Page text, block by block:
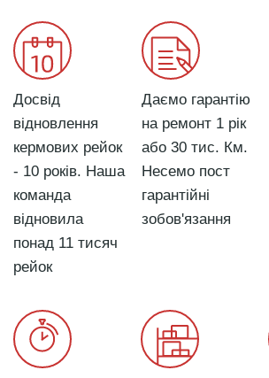
Досвід
відновлення
кермових рейок
- 10 років. Наша
команда
відновила
понад 11 тисяч
рейок
Даємо гарантію
на ремонт 1 рік
або 30 тис. Км.
Несемо пост
гарантійні
зобов'язання